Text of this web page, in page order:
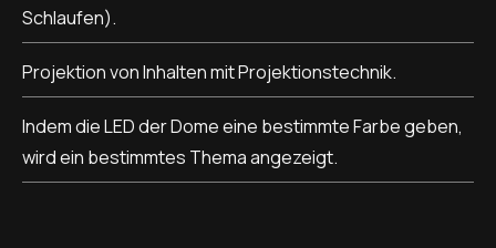
Schlaufen).
Projektion von Inhalten mit Projektionstechnik.
Indem die LED der Dome eine bestimmte Farbe geben,
wird ein bestimmtes Thema angezeigt.